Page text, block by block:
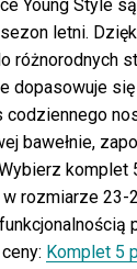
Young Style
letni.
różnorodnych
dopasowuje
bawełnie,
komplet
rozmiarze 23-
Komplet 5